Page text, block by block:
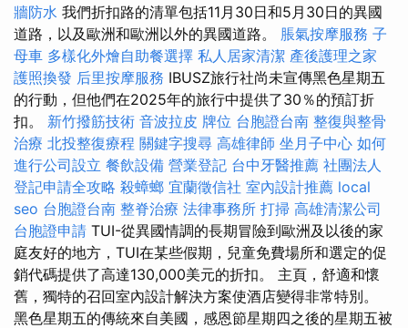
牆防水 我們折扣路的清單包括11月30日和5月30日的異國
道路，以及歐洲和歐洲以外的異國道路。 脹氣按摩服務 子
母車 多樣化外燴自助餐選擇 私人居家清潔 產後護理之家
護照換發 后里按摩服務 IBUSZ旅行社尚未宣傳黑色星期五
的行動，但他們在2025年的旅行中提供了30％的預訂折
扣。 新竹撥筋技術 音波拉皮 牌位 台胞證台南 整復與整骨
治療 北投整復療程 關鍵字搜尋 高雄律師 坐月子中心 如何
進行公司設立 餐飲設備 營業登記 台中牙醫推薦 社團法人
登記申請全攻略 殺蟑螂 宜蘭徵信社 室內設計推薦 local
seo 台胞證台南 整脊治療 法律事務所 打掃 高雄清潔公司
台胞證申請 TUI-從異國情調的長期冒險到歐洲及以後的家
庭友好的地方，TUI在某些假期，兒童免費場所和選定的促
銷代碼提供了高達130,000美元的折扣。 主頁，舒適和懷
舊，獨特的召回室內設計解決方案使酒店變得非常特別。
黑色星期五的傳統來自美國，感恩節星期四之後的星期五被